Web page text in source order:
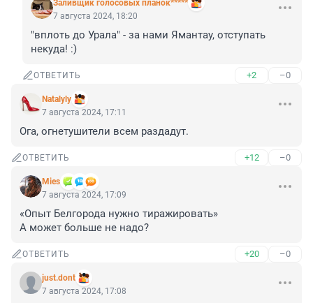
Заливщик голосовых планок*****
7 августа 2024, 18:20
"вплоть до Урала" - за нами Ямантау, отступать
некуда! :)
ОТВЕТИТЬ +2 –0
Natalyly
7 августа 2024, 17:11
Ога, огнетушители всем раздадут.
ОТВЕТИТЬ +12 –0
Mies
7 августа 2024, 17:09
«Опыт Белгорода нужно тиражировать»
А может больше не надо?
ОТВЕТИТЬ +20 –0
just.dont
7 августа 2024, 17:08